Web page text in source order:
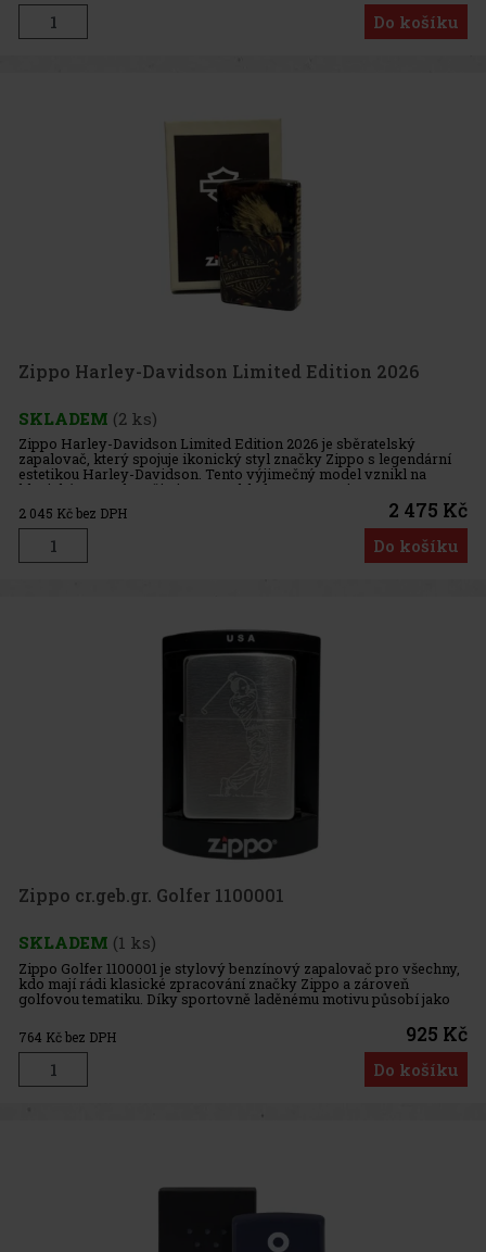
Do košíku
Zippo Harley-Davidson Limited Edition 2026
SKLADEM (2 ks)
Zippo Harley-Davidson Limited Edition 2026 je sběratelský
zapalovač, který spojuje ikonický styl značky Zippo s legendární
estetikou Harley-Davidson. Tento výjimečný model vznikl na
klasickém zapalovači Zippo Tumbled Brass a zaujme
propracovaným desi
2 045 Kč bez DPH 2 475 Kč
Do košíku
Zippo cr.geb.gr. Golfer 1100001
SKLADEM (1 ks)
Zippo Golfer 1100001 je stylový benzínový zapalovač pro všechny,
kdo mají rádi klasické zpracování značky Zippo a zároveň
golfovou tematiku. Díky sportovně laděnému motivu působí jako
zajímavý doplněk pro každodenní nošení i jako pěkný dárek pro
fano
764 Kč bez DPH 925 Kč
Do košíku